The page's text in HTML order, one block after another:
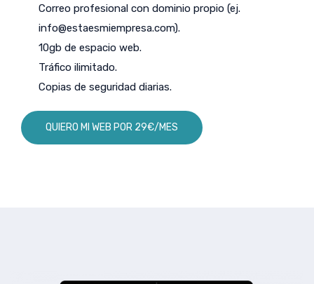
Correo profesional con dominio propio (ej.
info@estaesmiempresa.com).
10gb de espacio web.
Tráfico ilimitado.
Copias de seguridad diarias.
QUIERO MI WEB POR 29€/MES